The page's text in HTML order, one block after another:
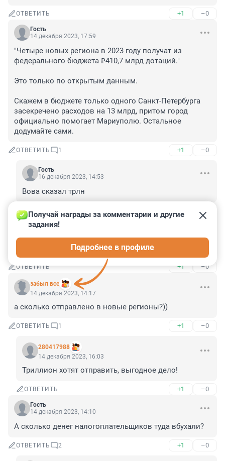
ОТВЕТИТЬ +1 –0
Гость
14 декабря 2023, 17:59
"Четыре новых региона в 2023 году получат из
федерального бюджета ₽410,7 млрд дотаций."
Это только по открытым данным.
Скажем в бюджете только одного Санкт-Петербурга
засекречено расходов на 13 млрд, притом город
официально помогает Мариуполю. Остальное
додумайте сами.
ОТВЕТИТЬ 1 +1 –0
Гость
16 декабря 2023, 14:53
Вова сказал трлн
ОТВЕТИТЬ –0
Гость
А сколько высосали из бюджета?
ОТВЕТИТЬ +1 –0
забыл все
Получай награды за комментарии и другие
задания!
Подробнее в профиле
14 декабря 2023, 14:17
а сколько отправлено в новые регионы?))
ОТВЕТИТЬ 1 +1 –0
280417988
14 декабря 2023, 16:03
Триллион хотят отправить, выгодное дело!
ОТВЕТИТЬ +1 –0
Гость
14 декабря 2023, 14:10
А сколько денег налогоплательщиков туда вбухали?
ОТВЕТИТЬ 2 +1 –0